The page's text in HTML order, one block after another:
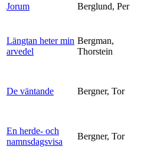
Jorum Berglund, Per
Längtan heter min
arvedel
Bergman,
Thorstein
De väntande Bergner, Tor
En herde- och
namnsdagsvisa
Bergner, Tor